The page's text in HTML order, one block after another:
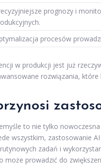
prognozy i
procesów
w produkcji jest już
rozwiązania,
to nie tylko
wszystkim, zastosowanie
zadań i
może prowadzić do